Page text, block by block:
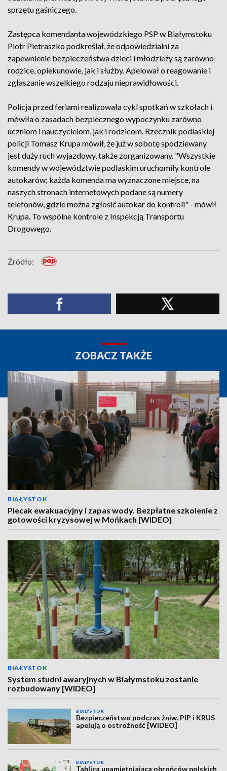
sprzętu gaśniczego.
Zastępca komendanta wojewódzkiego PSP w Białymstoku
Piotr Pietraszko podkreślał, że odpowiedzialni za
zapewnienie bezpieczeństwa dzieci i młodzieży są zarówno
rodzice, opiekunowie, jak i służby. Apelował o reagowanie i
zgłaszanie wszelkiego rodzaju nieprawidłowości.
Policja przed feriami realizowała cykl spotkań w szkołach i
mówiła o zasadach bezpiecznego wypoczynku zarówno
uczniom i nauczycielom, jak i rodzicom. Rzecznik podlaskiej
policji Tomasz Krupa mówił, że już w sobotę spodziewany
jest duży ruch wyjazdowy, także zorganizowany. "Wszystkie
komendy w województwie podlaskim uruchomiły kontrole
autokarów; każda komenda ma wyznaczone miejsce, na
naszych stronach internetowych podane są numery
telefonów, gdzie można zgłosić autokar do kontroli" - mówił
Krupa. To wspólne kontrole z Inspekcją Transportu
Drogowego.
Źródło:
ZOBACZ TAKŻE
BIAŁYSTOK
Plecak ewakuacyjny i zapas wody. Bezpłatne szkolenie z
gotowości kryzysowej w Mońkach [WIDEO]
BIAŁYSTOK
System studni awaryjnych w Białymstoku zostanie
rozbudowany [WIDEO]
BIAŁYSTOK
Bezpieczeństwo podczas żniw. PIP i KRUS
apelują o ostrożność [WIDEO]
BIAŁYSTOK
Tablica upamiętniająca obrońców polskich